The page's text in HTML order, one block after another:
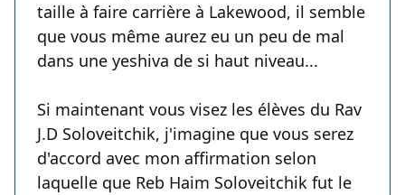
taille à faire carrière à Lakewood, il semble
que vous même aurez eu un peu de mal
dans une yeshiva de si haut niveau...
Si maintenant vous visez les élèves du Rav
J.D Soloveitchik, j'imagine que vous serez
d'accord avec mon affirmation selon
laquelle que Reb Haim Soloveitchik fut le